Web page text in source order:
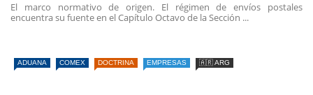
El marco normativo de origen. El régimen de envíos postales
encuentra su fuente en el Capítulo Octavo de la Sección ...
ADUANA COMEX DOCTRINA EMPRESAS 🇦🇷 ARG